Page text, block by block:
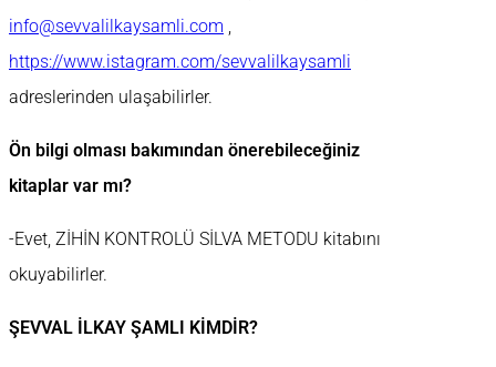
info@sevvalilkaysamli.com ,
https://www.istagram.com/sevvalilkaysamli
adreslerinden ulaşabilirler.
Ön bilgi olması bakımından önerebileceğiniz
kitaplar var mı?
-Evet, ZİHİN KONTROLÜ SİLVA METODU kitabını
okuyabilirler.
ŞEVVAL İLKAY ŞAMLI KİMDİR?